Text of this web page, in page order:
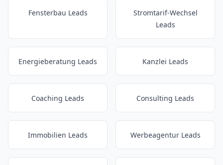
Fensterbau Leads
Stromtarif-Wechsel
Leads
Energieberatung Leads Kanzlei Leads
Coaching Leads Consulting Leads
Immobilien Leads Werbeagentur Leads